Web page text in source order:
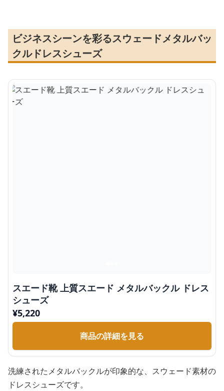
ビジネスシーンを彩るスウェードメタルバッ
クルドレスシューズ
スエード靴 上質スエード メタルバックル ドレス
シューズ
¥5,220
商品の詳細を見る
洗練されたメタルバックルが印象的な、スウェード素材の
ドレスシューズです。